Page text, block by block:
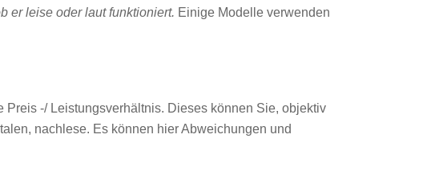
er leise oder laut funktioniert. Einige Modelle verwenden
-/ Leistungsverhältnis. Dieses können Sie, objektiv
nachlese. Es können hier Abweichungen und